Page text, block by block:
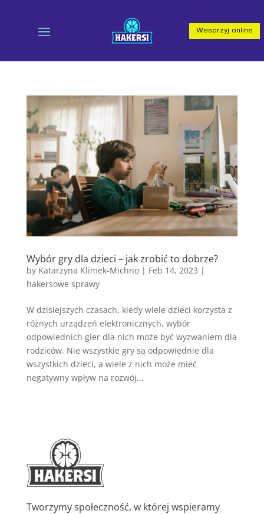
Wesprzyj online
Wybór gry dla dzieci – jak zrobić to dobrze?
by Katarzyna Klimek-Michno| Feb 14, 2023 |
hakersowe sprawy
W dzisiejszych czasach, kiedy wiele dzieci korzysta z
różnych urządzeń elektronicznych, wybór
odpowiednich gier dla nich może być wyzwaniem dla
rodziców. Nie wszystkie gry są odpowiednie dla
wszystkich dzieci, a wiele z nich może mieć
negatywny wpływ na rozwój...
Tworzymy społeczność, w której wspieramy